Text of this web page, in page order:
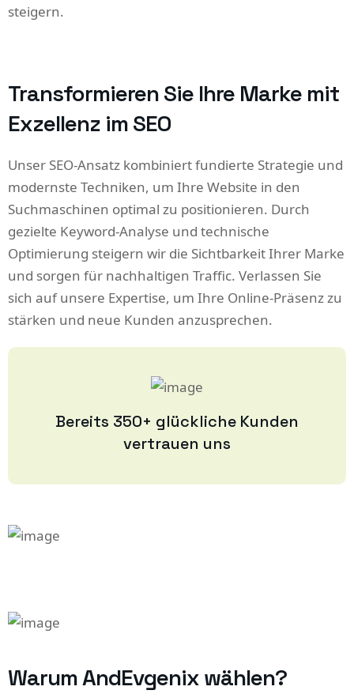
steigern.
Transformieren Sie Ihre Marke mit
Exzellenz im SEO
Unser SEO-Ansatz kombiniert fundierte Strategie und
modernste Techniken, um Ihre Website in den
Suchmaschinen optimal zu positionieren. Durch
gezielte Keyword-Analyse und technische
Optimierung steigern wir die Sichtbarkeit Ihrer Marke
und sorgen für nachhaltigen Traffic. Verlassen Sie
sich auf unsere Expertise, um Ihre Online-Präsenz zu
stärken und neue Kunden anzusprechen.
Bereits 350+ glückliche Kunden
vertrauen uns
Warum AndEvgenix wählen?